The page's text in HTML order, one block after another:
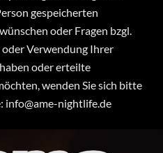
gespeicherten
oder Fragen bzgl.
Verwendung Ihrer
oder erteilte
wenden Sie sich bitte
info@ame-nightlife.de